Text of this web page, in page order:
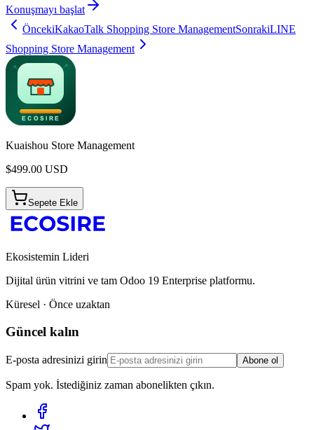
Konuşmayı başlat
ÖncekiKakaoTalk Shopping Store ManagementSonrakiLINE
Shopping Store Management
Kuaishou Store Management
$499.00 USD
Sepete Ekle
Ekosistemin Lideri
Dijital ürün vitrini ve tam Odoo 19 Enterprise platformu.
Küresel · Önce uzaktan
Güncel kalın
E-posta adresinizi girin Abone ol
Spam yok. İstediğiniz zaman abonelikten çıkın.